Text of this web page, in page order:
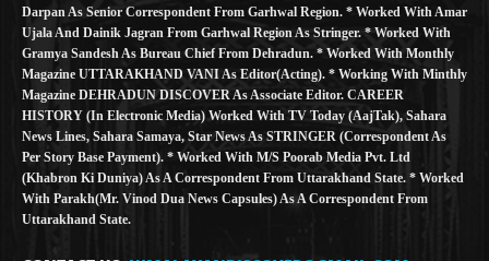
Darpan As Senior Correspondent From Garhwal Region. * Worked With Amar
Ujala And Dainik Jagran From Garhwal Region As Stringer. * Worked With
Gramya Sandesh As Bureau Chief From Dehradun. * Worked With Monthly
Magazine UTTARAKHAND VANI As Editor(Acting). * Working With Minthly
Magazine DEHRADUN DISCOVER As Associate Editor. CAREER
HISTORY (in Electronic Media) Worked With TV Today (AajTak), Sahara
News Lines, Sahara Samaya, Star News As STRINGER (Correspondent As
Per Story Base Payment). * Worked With M/S Poorab Media Pvt. Ltd
(Khabron Ki Duniya) As A Correspondent From Uttarakhand State. * Worked
With Parakh(Mr. Vinod Dua News Capsules) As A Correspondent From
Uttarakhand State.